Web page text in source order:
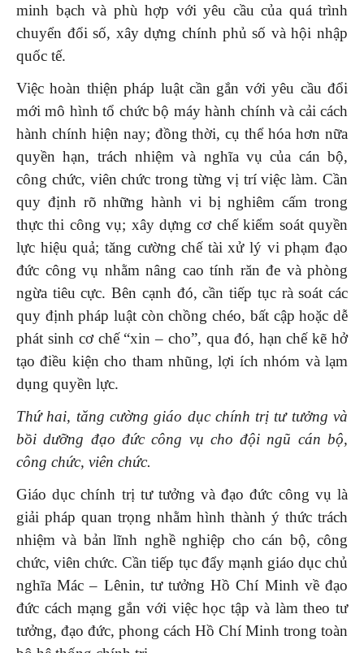
minh bạch và phù hợp với yêu cầu của quá trình
chuyển đổi số, xây dựng chính phủ số và hội nhập
quốc tế.
Việc hoàn thiện pháp luật cần gắn với yêu cầu đổi
mới mô hình tổ chức bộ máy hành chính và cải cách
hành chính hiện nay; đồng thời, cụ thể hóa hơn nữa
quyền hạn, trách nhiệm và nghĩa vụ của cán bộ,
công chức, viên chức trong từng vị trí việc làm. Cần
quy định rõ những hành vi bị nghiêm cấm trong
thực thi công vụ; xây dựng cơ chế kiểm soát quyền
lực hiệu quả; tăng cường chế tài xử lý vi phạm đạo
đức công vụ nhằm nâng cao tính răn đe và phòng
ngừa tiêu cực. Bên cạnh đó, cần tiếp tục rà soát các
quy định pháp luật còn chồng chéo, bất cập hoặc dễ
phát sinh cơ chế “xin – cho”, qua đó, hạn chế kẽ hở
tạo điều kiện cho tham nhũng, lợi ích nhóm và lạm
dụng quyền lực.
Thứ hai, tăng cường giáo dục chính trị tư tưởng và
bồi dưỡng đạo đức công vụ cho đội ngũ cán bộ,
công chức, viên chức.
Giáo dục chính trị tư tưởng và đạo đức công vụ là
giải pháp quan trọng nhằm hình thành ý thức trách
nhiệm và bản lĩnh nghề nghiệp cho cán bộ, công
chức, viên chức. Cần tiếp tục đẩy mạnh giáo dục chủ
nghĩa Mác – Lênin, tư tưởng Hồ Chí Minh về đạo
đức cách mạng gắn với việc học tập và làm theo tư
tưởng, đạo đức, phong cách Hồ Chí Minh trong toàn